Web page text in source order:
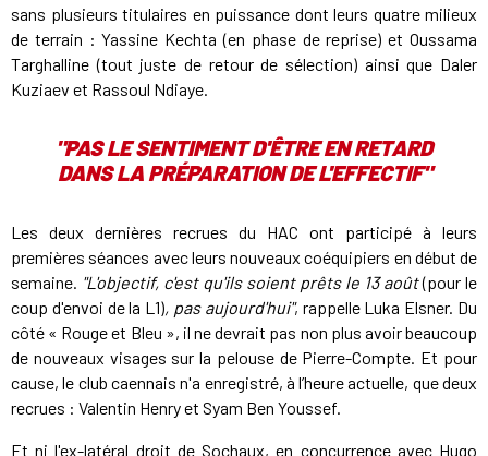
sans plusieurs titulaires en puissance dont leurs quatre milieux
de terrain : Yassine Kechta (en phase de reprise) et Oussama
Targhalline (tout juste de retour de sélection) ainsi que Daler
Kuziaev et Rassoul Ndiaye.
"PAS LE SENTIMENT D'ÊTRE EN RETARD
DANS LA PRÉPARATION DE L'EFFECTIF"
Les deux dernières recrues du HAC ont participé à leurs
premières séances avec leurs nouveaux coéquipiers en début de
semaine. "L'objectif, c'est qu'ils soient prêts le 13 août(pour le
coup d'envoi de la L1), pas aujourd'hui", rappelle Luka Elsner. Du
côté « Rouge et Bleu », il ne devrait pas non plus avoir beaucoup
de nouveaux visages sur la pelouse de Pierre-Compte. Et pour
cause, le club caennais n'a enregistré, à l’heure actuelle, que deux
recrues : Valentin Henry et Syam Ben Youssef.
Et ni l'ex-latéral droit de Sochaux, en concurrence avec Hugo